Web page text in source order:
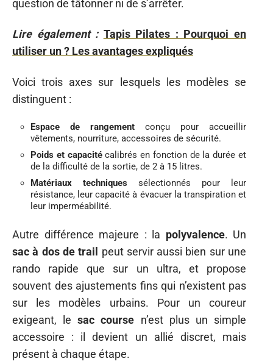
question de tâtonner ni de s’arrêter.
Lire également : Tapis Pilates : Pourquoi en
utiliser un ? Les avantages expliqués
Voici trois axes sur lesquels les modèles se
distinguent :
Espace de rangement conçu pour accueillir
vêtements, nourriture, accessoires de sécurité.
Poids et capacitécalibrés en fonction de la durée et
de la difficulté de la sortie, de 2 à 15 litres.
Matériaux techniques sélectionnés pour leur
résistance, leur capacité à évacuer la transpiration et
leur imperméabilité.
Autre différence majeure : la polyvalence. Un
sac à dos de trail peut servir aussi bien sur une
rando rapide que sur un ultra, et propose
souvent des ajustements fins qui n’existent pas
sur les modèles urbains. Pour un coureur
exigeant, lesac course n’est plus un simple
accessoire : il devient un allié discret, mais
présent à chaque étape.